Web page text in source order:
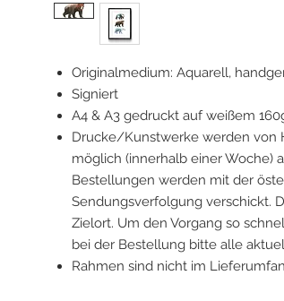
Originalmedium: Aquarell,
Signiert
A4 & A3 gedruckt auf weißem
Drucke/Kunstwerke werden von
möglich (innerhalb einer Woche)
Bestellungen werden mit der
Sendungsverfolgung verschickt.
Zielort. Um den Vorgang so
bei der Bestellung bitte alle
Rahmen sind nicht im